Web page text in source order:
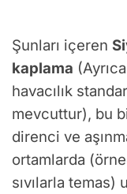
Şunları içeren
kaplama
havacılık
mevcuttur), bu
direnci ve
ortamlarda
sıvılarla